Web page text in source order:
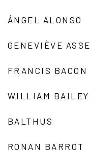
ÁNGEL ALONSO
GENEVIÈVE ASSE
FRANCIS BACON
WILLIAM BAILEY
BALTHUS
RONAN BARROT